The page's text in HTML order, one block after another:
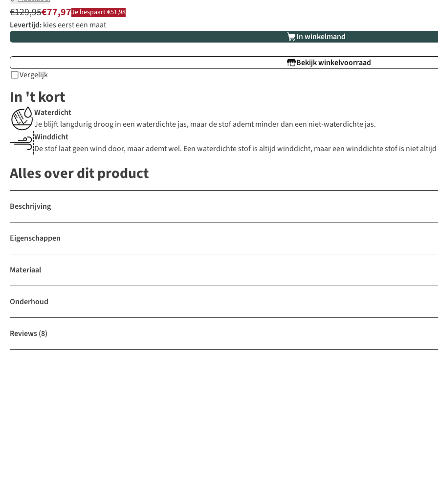
€129,95€77,97Je bespaart €51,98
Levertijd:kies eerst een maat
In winkelmand
Bekijk winkelvoorraad
Vergelijk
In 't kort
Waterdicht
Je blijft langdurig droog in een waterdichte jas, maar de stof ademt minder dan een niet-waterdichte jas.
Winddicht
De stof laat geen wind door, maar ademt wel. Een waterdichte stof is altijd winddicht, maar een winddichte stof is niet
Alles over dit product
Beschrijving
Eigenschappen
Materiaal
Onderhoud
Reviews(8)